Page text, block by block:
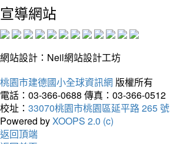
宣導網站
網站設計：Neil網站設計工坊
桃園市建德國小全球資訊網 版權所有
電話：03-366-0688 傳真：03-366-0512
校址： 33070桃園市桃園區延平路 265 號
Powered byXOOPS 2.0 (c)
返回頂端